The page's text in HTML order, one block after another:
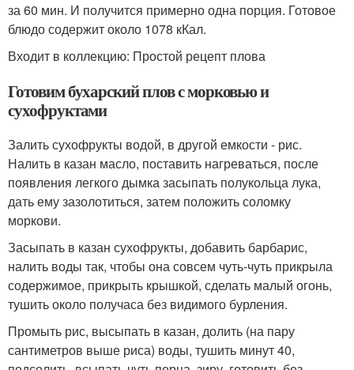
за 60 мин. И получится примерно одна порция. Готовое
блюдо содержит около 1078 кКал.
Входит в коллекцию: Простой рецепт плова
Готовим бухарский плов с морковью и
сухофруктами
Залить сухофрукты водой, в другой емкости - рис.
Налить в казан масло, поставить нагреваться, после
появления легкого дымка засыпать полукольца лука,
дать ему зазолотиться, затем положить соломку
моркови.
Засыпать в казан сухофрукты, добавить барбарис,
налить воды так, чтобы она совсем чуть-чуть прикрыла
содержимое, прикрыть крышкой, сделать малый огонь,
тушить около получаса без видимого бурления.
Промыть рис, высыпать в казан, долить (на пару
сантиметров выше риса) воды, тушить минут 40,